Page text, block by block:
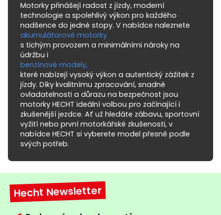
Motorky přinášejí radost z jízdy, moderní
technologie a spolehlivý výkon pro každého
nadšence do jedné stopy. V nabídce naleznete
akumulátorové motorky
s tichým provozem a minimálními nároky na
údržbu i
benzínové modely,
které nabízejí vysoký výkon a autentický zážitek z
jízdy. Díky kvalitnímu zpracování, snadné
ovladatelnosti a důrazu na bezpečnost jsou
motorky HECHT ideální volbou pro začínající i
zkušenější jezdce. Ať už hledáte zábavu, sportovní
vyžití nebo první motorkářské zkušenosti, v
nabídce HECHT si vyberete model přesně podle
svých potřeb.
Hecht Newsletter